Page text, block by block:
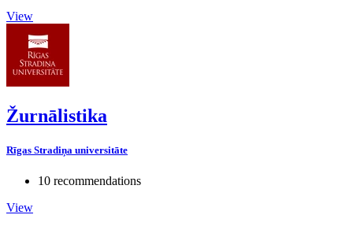
View
Žurnālistika
Rīgas Stradiņa universitāte
10 recommendations
View